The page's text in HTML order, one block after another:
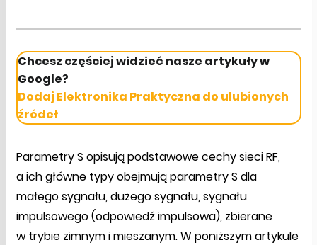
Chcesz częściej widzieć nasze artykuły w
Google?
Dodaj Elektronika Praktyczna do ulubionych
źródeł
Parametry S opisują podstawowe cechy sieci RF,
a ich główne typy obejmują parametry S dla
małego sygnału, dużego sygnału, sygnału
impulsowego (odpowiedź impulsowa), zbierane
w trybie zimnym i mieszanym. W poniższym artykule